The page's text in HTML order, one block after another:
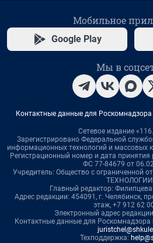
Мобильное
Google Play
Мы в
Контактные данные для Роскомнадзора
Сетевое издание
Зарегистрировано Федеральной
информационных технологий и массовых
Регистрационный номер и дата
ФС 77-84679 от
Учредитель: Общество с ограниченной
Главный редактор:
Адрес редакции: 454091, г. Челябинск,
этаж, +7 912 62
Электронный адрес
Контактные данные для Роскомнадзора
Техподдержка: